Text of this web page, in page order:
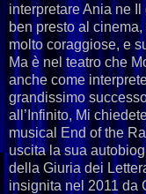
interpretare Ania ne
ben presto al
molto coraggiose, e
Ma è nel teatro che
anche come
grandissimo
all’Infinito, Mi
musical End of the
uscita la sua
della Giuria dei
insignita nel 2011 da